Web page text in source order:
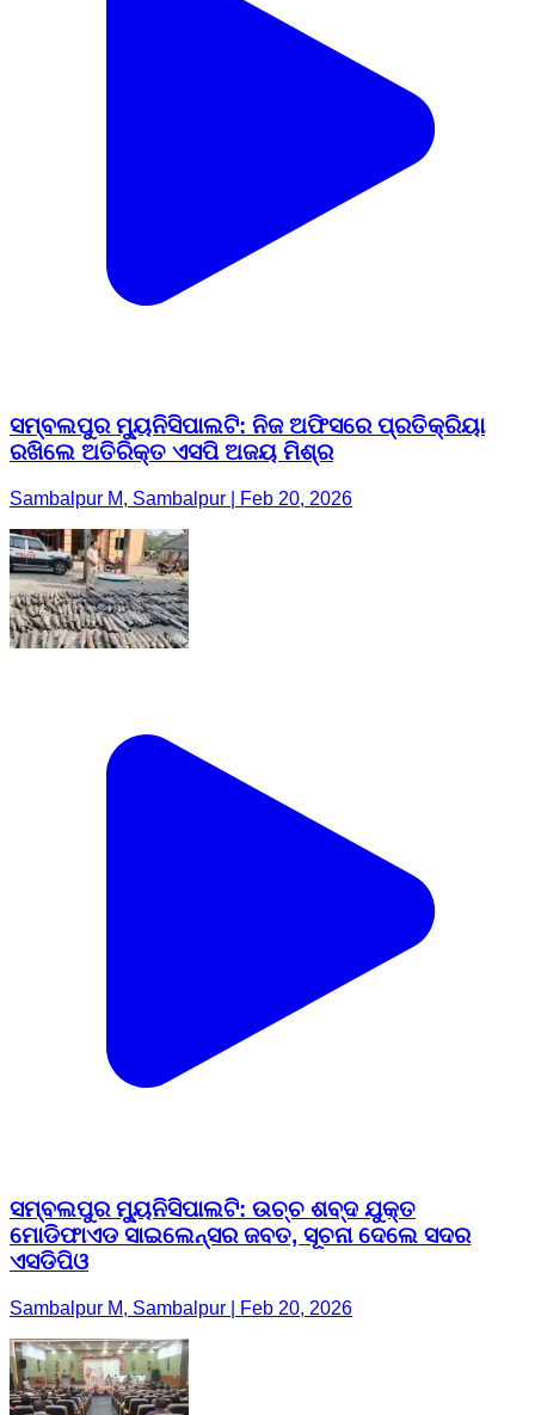
ସମ୍ବଲପୁର ମ୍ୟୁନିସିପାଲଟି: ନିଜ ଅଫିସରେ ପ୍ରତିକ୍ରିୟା
ରଖିଲେ ଅତିରିକ୍ତ ଏସପି ଅଜୟ ମିଶ୍ର
Sambalpur M, Sambalpur | Feb 20, 2026
ସମ୍ବଲପୁର ମ୍ୟୁନିସିପାଲଟି: ଉଚ୍ଚ ଶବ୍ଦ ଯୁକ୍ତ
ମୋଡିଫାଏଡ ସାଇଲେନ୍ସର ଜବତ, ସୂଚନା ଦେଲେ ସଦର
ଏସଡିପିଓ
Sambalpur M, Sambalpur | Feb 20, 2026